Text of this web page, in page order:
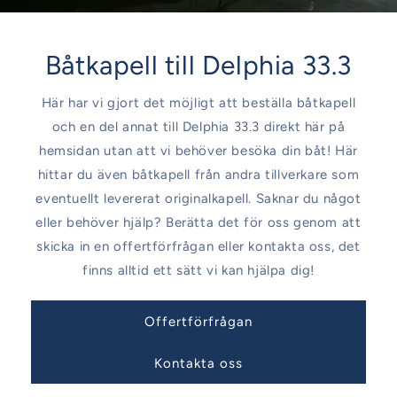
Båtkapell till Delphia 33.3
Här har vi gjort det möjligt att beställa båtkapell
och en del annat till Delphia 33.3 direkt här på
hemsidan utan att vi behöver besöka din båt! Här
hittar du även båtkapell från andra tillverkare som
eventuellt levererat originalkapell. Saknar du något
eller behöver hjälp? Berätta det för oss genom att
skicka in en offertförfrågan eller kontakta oss, det
finns alltid ett sätt vi kan hjälpa dig!
Offertförfrågan
Kontakta oss